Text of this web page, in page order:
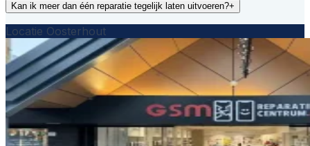
Kan ik meer dan één reparatie tegelijk laten uitvoeren?+
Locatie Oosterhout